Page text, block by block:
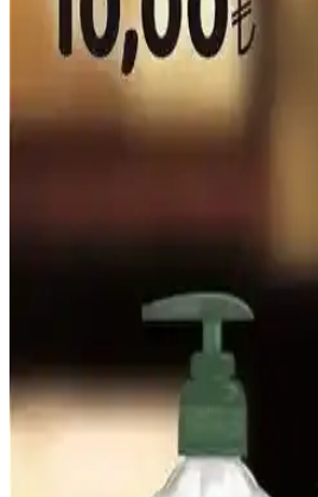
Natürel Kakao Tozu: Sağlıklı
Aromasıyla Lezzetli Tarifler
Natürel kakao tozu, katkısız ve doğal
destekler, çeşitli tariflerde kullanılabilir,
Tavuk kelebek, tavuk göğsünün ikiye
olup, fiyatlar kalite ve bölgeye göre
düzgün kesim önemli ipuçları sunar.
Sazak Zeytinyağı: Doğal ve
Sağlıklı Lezzet Kaynağı
Sazak Zeytinyağı, doğal, saf ve soğuk
sağlıklı ve lezzetli bir zeytinyağıdır.
kalitesini koruyan bu ürün, mutfakta çok